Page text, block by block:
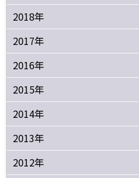
2018年
2017年
2016年
2015年
2014年
2013年
2012年